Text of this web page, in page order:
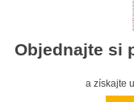
Objednajte si
a získajte